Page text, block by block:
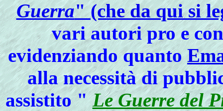
Guerra" (che da qui si
vari autori pro e
evidenziando quanto
alla necessità di
assistito "Le Guerre del